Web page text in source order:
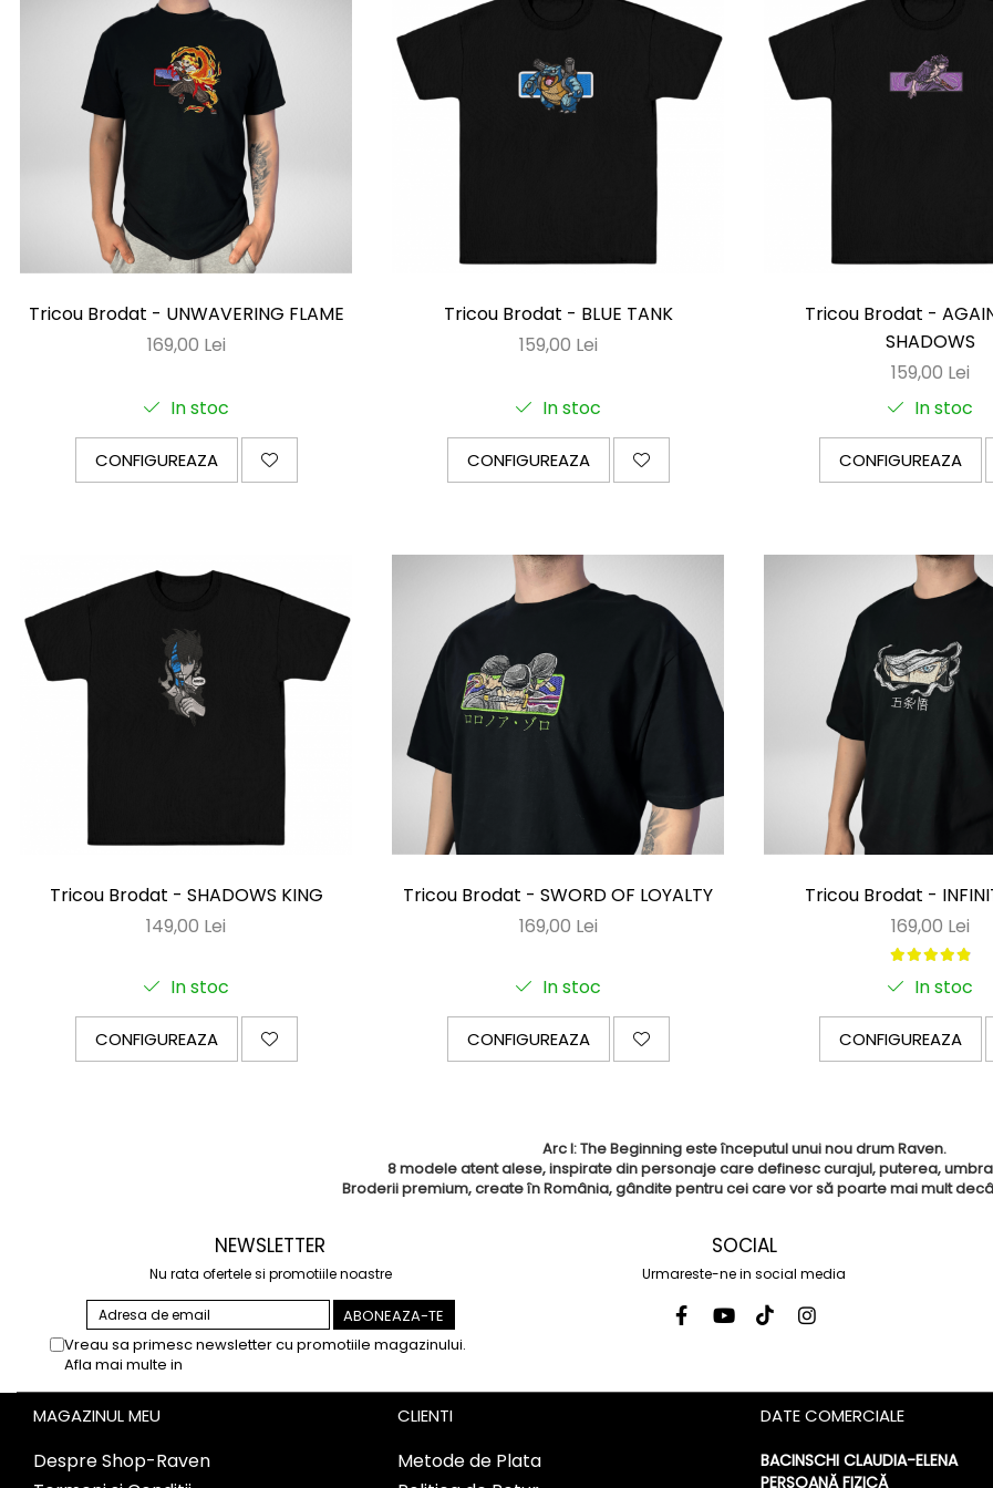
Darling in the Franxx
DeathNote
DemonSlayer
DragonBall
Evangelion
Fire Force
Haikyuu
HunterXHunter
MyHeroAcademia
OnePiece
Spy x Family
Tokyo Revengers
TokyoGhoul
Colectii Non-Anime
LeagueOfLegends
Streetwear
Match-uri de cuplu
Ready To Ship
Tricou Brodat - UNWAVERING FLAME
169,00 Lei
In stoc
CONFIGUREAZA
Tricou Brodat - BLUE TANK
159,00 Lei
In stoc
CONFIGUREAZA
Tricou Brodat -
SHADOWS
159,00 Lei
In stoc
CONFIGUREAZA
Tricou Brodat - SHADOWS KING
149,00 Lei
In stoc
CONFIGUREAZA
Tricou Brodat - SWORD OF LOYALTY
169,00 Lei
In stoc
CONFIGUREAZA
Tricou Brodat -
169,00 Lei
In stoc
CONFIGUREAZA
Arc I: The Beginningeste începutul unui nou drum Raven.
8 modele atent alese, inspirate din personaje care definesc curajul, puterea,
Broderii premium, create în România, gândite pentru cei care vor să poarte mai mult
NEWSLETTER
Nu rata ofertele si promotiile noastre
Vreau sa primesc newsletter cu promotiile magazinului.
Afla mai multe in
SOCIAL
Urmareste-ne in social media
MAGAZINUL MEU
Despre Shop-Raven
CLIENTI
Metode de Plata
DATE COMERCIALE
BACINSCHI CLAUDIA-ELENA
PERSOANĂ FIZICĂ